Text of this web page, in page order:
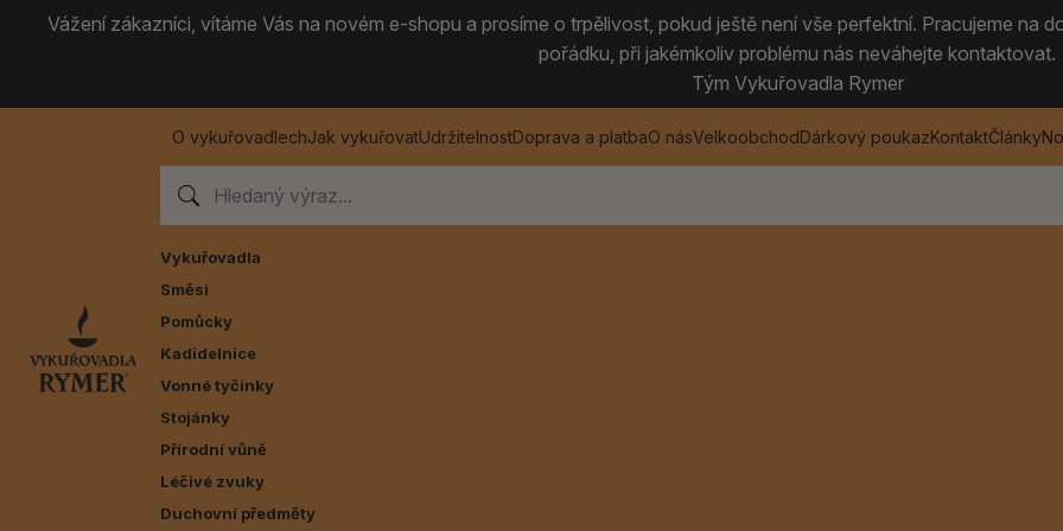
Vážení zákazníci, vítáme Vás na novém e-shopu a prosíme o trpělivost, pokud ještě není vše perfektní. Pracujeme na
pořádku, při jakémkoliv problému nás neváhejte kontaktovat.
Tým Vykuřovadla Rymer
O vykuřovadlechJak vykuřovatUdržitelnostDoprava a platbaO násVelkoobchodDárkový poukazKontaktČlánky
Vykuřovadla
Směsi
Pomůcky
Kadidelnice
Vonné tyčinky
Stojánky
Přírodní vůně
Léčivé zvuky
Duchovní předměty